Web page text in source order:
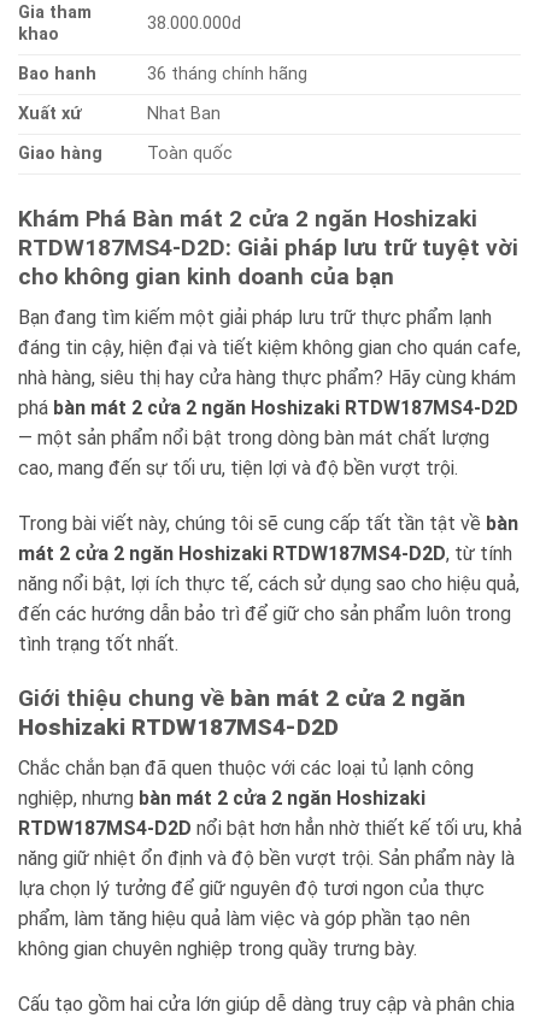
Gia tham
khao
38.000.000d
Bao hanh
36 tháng chính hãng
Xuất xứ
Nhat Ban
Giao hàng
Toàn quốc
Khám Phá Bàn mát 2 cửa 2 ngăn Hoshizaki
RTDW187MS4-D2D: Giải pháp lưu trữ tuyệt vời
cho không gian kinh doanh của bạn
Bạn đang tìm kiếm một giải pháp lưu trữ thực phẩm lạnh
đáng tin cậy, hiện đại và tiết kiệm không gian cho quán cafe,
nhà hàng, siêu thị hay cửa hàng thực phẩm? Hãy cùng khám
phá bàn mát 2 cửa 2 ngăn Hoshizaki RTDW187MS4-D2D
— một sản phẩm nổi bật trong dòng bàn mát chất lượng
cao, mang đến sự tối ưu, tiện lợi và độ bền vượt trội.
Trong bài viết này, chúng tôi sẽ cung cấp tất tần tật về bàn
mát 2 cửa 2 ngăn Hoshizaki RTDW187MS4-D2D, từ tính
năng nổi bật, lợi ích thực tế, cách sử dụng sao cho hiệu quả,
đến các hướng dẫn bảo trì để giữ cho sản phẩm luôn trong
tình trạng tốt nhất.
Giới thiệu chung về bàn mát 2 cửa 2 ngăn
Hoshizaki RTDW187MS4-D2D
Chắc chắn bạn đã quen thuộc với các loại tủ lạnh công
nghiệp, nhưng bàn mát 2 cửa 2 ngăn Hoshizaki
RTDW187MS4-D2D nổi bật hơn hẳn nhờ thiết kế tối ưu, khả
năng giữ nhiệt ổn định và độ bền vượt trội. Sản phẩm này là
lựa chọn lý tưởng để giữ nguyên độ tươi ngon của thực
phẩm, làm tăng hiệu quả làm việc và góp phần tạo nên
không gian chuyên nghiệp trong quầy trưng bày.
Cấu tạo gồm hai cửa lớn giúp dễ dàng truy cập và phân chia